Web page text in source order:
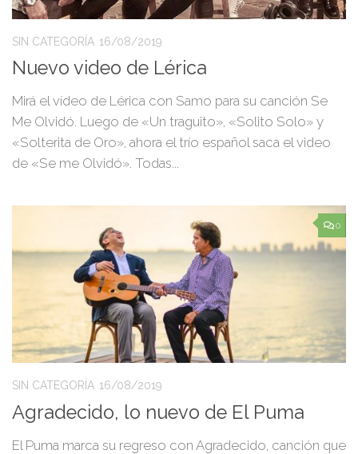
SIN CATEGORÍA 16/08/2019
Nuevo video de Lérica
Mirá el vídeo de Lérica con Samo para su canción Se
Me Olvidó. Luego de «Un traguito», «Solito Solo» y
«Solterita de Oro», ahora el trío español saca el video
de «Se me Olvidó». Todas...
0
SIN CATEGORÍA 16/08/2019
Agradecido, lo nuevo de El Puma
El Puma marca su regreso con Agradecido, canción que